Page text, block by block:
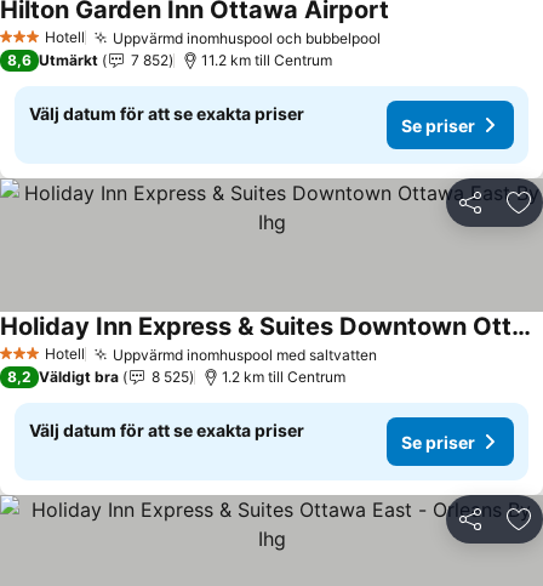
3 StjärnorHotell Uppvärmd inomhuspool och bubbelpool
Hilton Garden Inn Ottawa Airport
8,6 Utmärkt 7 852 11.2 km till Centrum
Välj datum för att se exakta priser
Se priser
Dela
3 StjärnorHotell Uppvärmd inomhuspool med saltvatten
Holiday Inn Express & Suites Downtown Ottawa East By Ihg
8,2 Väldigt bra 8 525 1.2 km till Centrum
Välj datum för att se exakta priser
Se priser
Dela